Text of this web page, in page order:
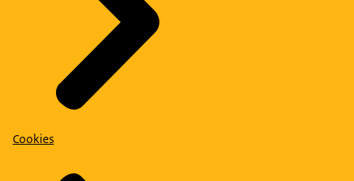
Cookies